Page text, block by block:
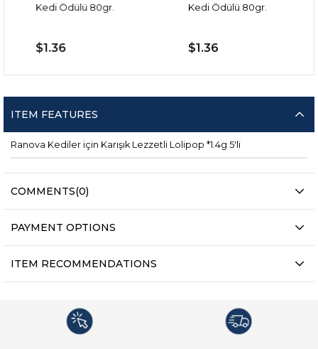
Kedi Ödülü 80gr.
$1.36
Kedi Ödülü 80gr.
$1.36
ITEM FEATURES
Ranova Kediler için Karışık Lezzetli Lolipop *1.4g 5'li
COMMENTS(0)
PAYMENT OPTIONS
ITEM RECOMMENDATIONS